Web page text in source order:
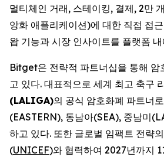
멀티체인 거래, 스테이킹, 결제, 2만
앙화 애플리케이션)에 대한 직접 접
왑 기능과 시장 인사이트를 플랫폼
Bitget은 전략적 파트너십을 통해 암
고 있다. 대표적으로 세계 최고 축구
(LALIGA)의 공식 암호화폐 파트너
(EASTERN), 동남아(SEA), 중남미
하고 있다. 또한 글로벌 임팩트 전략
(UNICEF)와 협력하여 2027년까지